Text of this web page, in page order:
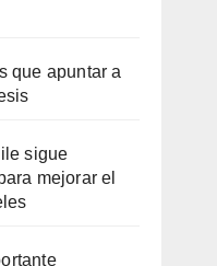
que apuntar a
sigue
mejorar el